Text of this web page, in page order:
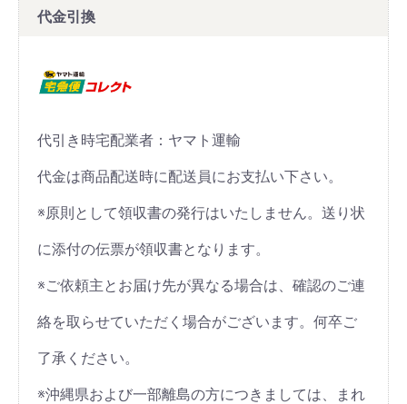
代金引換
代引き時宅配業者：ヤマト運輸
代金は商品配送時に配送員にお支払い下さい。
※原則として領収書の発行はいたしません。送り状
に添付の伝票が領収書となります。
※ご依頼主とお届け先が異なる場合は、確認のご連
絡を取らせていただく場合がございます。何卒ご
了承ください。
※沖縄県および一部離島の方につきましては、まれ